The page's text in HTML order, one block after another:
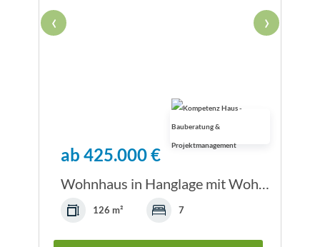
‹ ›
ab 425.000 €
Wohnhaus in Hanglage mit Wohnkeller als...
126 m² 7